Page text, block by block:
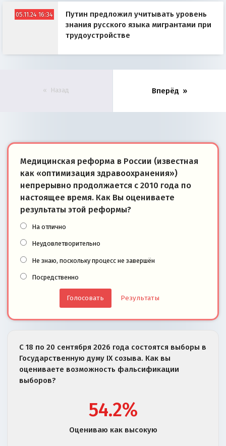
05.11.24 16:34
Путин предложил учитывать уровень
знания русского языка мигрантами при
трудоустройстве
Назад Вперёд
Медицинская реформа в России (известная
как «оптимизация здравоохранения»)
непрерывно продолжается с 2010 года по
настоящее время. Как Вы оцениваете
результаты этой реформы?
На отлично
Неудовлетворительно
Не знаю, поскольку процесс не завершён
Посредственно
Результаты
С 18 по 20 сентября 2026 года состоятся выборы в
Государственную думу IX созыва. Как вы
оцениваете возможность фальсификации
выборов?
54.2%
Оцениваю как высокую